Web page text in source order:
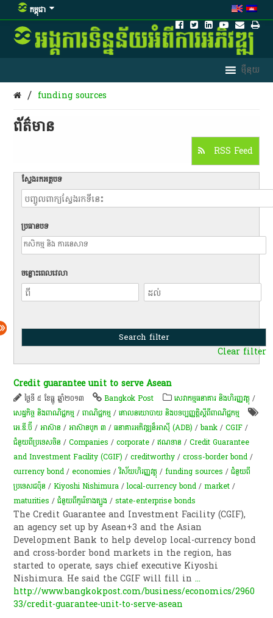
កម្ពុជា
/ funding sources
ព័ត៌មាន​
RSS Feed
ស្វែងរកអត្ថបទ
ប្រធានបទ
ចន្លោះពេលវេលា
Clear filter
Credit guarantee unit to serve Asean
ថ្ងៃទី ៥ ខែធ្នូ ឆ្នាំ២០១៣ Bangkok Post សេវាកម្មធនាគារ និងហិរញ្ញវត្ថុ /
សេដ្ឋកិច្ច និងពាណិជ្ជកម្ម /ពាណិជ្ជកម្ម /គោលនយោបាយ និងបទប្បញ្ញត្តិស្តីពីពាណិជ្ជកម្ម
អេ.ឌី.ប៊ី /អាស៊ាន /អាស៊ានបូក ៣ /ធនាគារអភិវឌ្ឍន៏អាស៊ី (ADB) /bank /CGIF /
ជំនួយពីប្រទេសចិន /Companies /corporate /ឥណទាន /Credit Guarantee
and Investment Facility (CGIF) /creditworthy /cross-border bond /
currency bond / economies /វិស័យ​ហិរញ្ញវត្ថុ /funding sources /ជំនួយពី
ប្រទេសជប៉ុន /Kiyoshi Nishimura /local-currency bond /market /
maturities /ជំនួយពីកូរ៉េខាងត្បូង /state-enterprise bonds
The Credit Guarantee and Investment Facility (CGIF),
an agency set up by Asean+3 and the Asian
Development Bank to help develop local-currency bond
and cross-border bond markets in the region, has
started to operate, says chief executive Kiyoshi
Nishimura. He said the CGIF will fill in...
http://www.bangkokpost.com/business/economics/2960
33/credit-guarantee-unit-to-serve-asean